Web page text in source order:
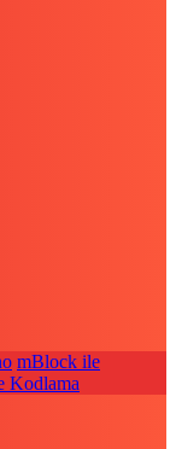
mBlock ile
Kodlama